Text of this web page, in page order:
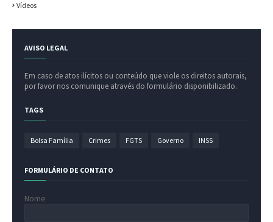
Vídeos
AVISO LEGAL
Em caso de atos ilícitos ou conteúdo que viole os direitos autorais,
por favor nos comunique através do formulário disponibilizado.
TAGS
Bolsa Família Crimes FGTS Governo INSS
FORMULÁRIO DE CONTATO
Nome